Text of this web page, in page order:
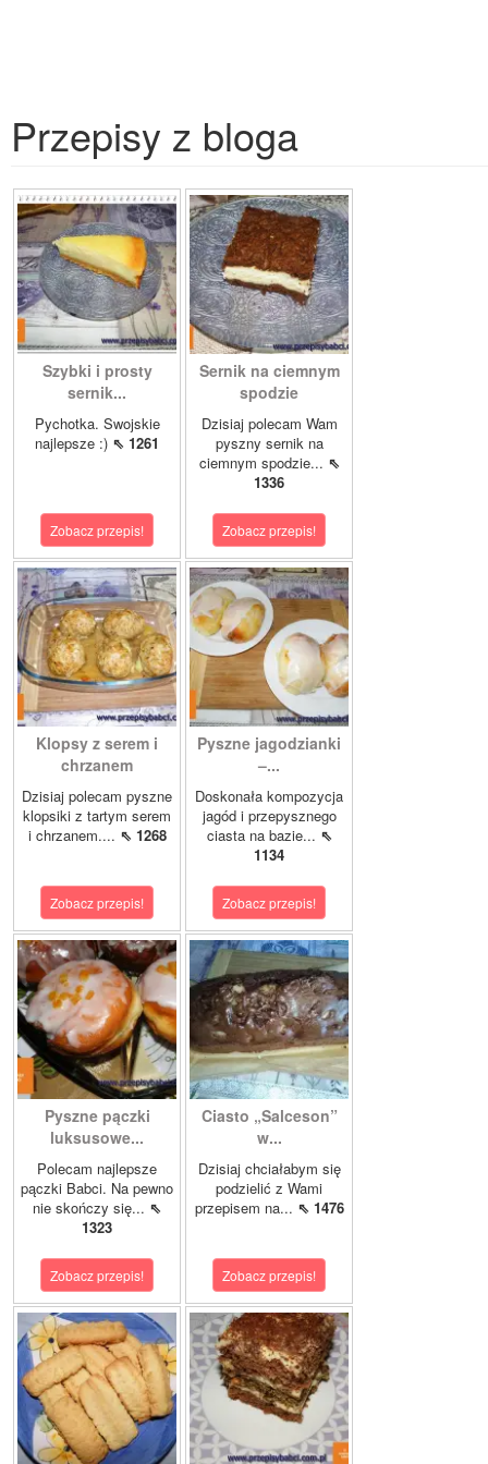
Przepisy z bloga
Szybki i prosty
sernik...
Pychotka. Swojskie
najlepsze :) ⇖ 1261
Zobacz przepis!
Sernik na ciemnym
spodzie
Dzisiaj polecam Wam
pyszny sernik na
ciemnym spodzie... ⇖
1336
Zobacz przepis!
Klopsy z serem i
chrzanem
Dzisiaj polecam pyszne
klopsiki z tartym serem
i chrzanem.... ⇖ 1268
Zobacz przepis!
Pyszne jagodzianki
–...
Doskonała kompozycja
jagód i przepysznego
ciasta na bazie... ⇖
1134
Zobacz przepis!
Pyszne pączki
luksusowe...
Polecam najlepsze
pączki Babci. Na pewno
nie skończy się... ⇖
1323
Zobacz przepis!
Ciasto „Salceson”
w...
Dzisiaj chciałabym się
podzielić z Wami
przepisem na... ⇖ 1476
Zobacz przepis!